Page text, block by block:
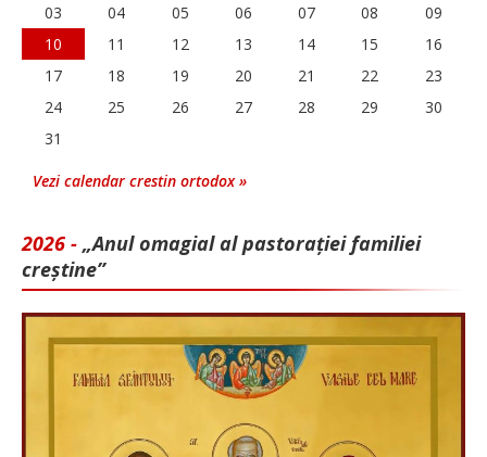
03
04 05 06 07 08
09
10
11 12 13 14 15
16
17
18 19 20 21 22
23
24
25 26 27 28 29
30
31
Vezi calendar crestin ortodox »
2026 - „Anul omagial al pastorației familiei
creștine”